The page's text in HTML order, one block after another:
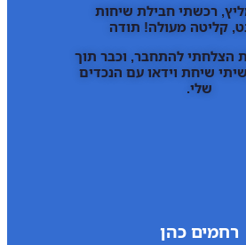
רכשתי חבילת שיחות
מעולה! תודה
להתחבר, וכבר תוך
שיחת וידאו עם הנכדים
שלי.
כהן